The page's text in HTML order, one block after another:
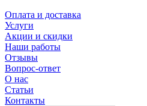
Оплата и доставка
Услуги
Акции и скидки
Наши работы
Отзывы
Вопрос-ответ
О нас
Статьи
Контакты